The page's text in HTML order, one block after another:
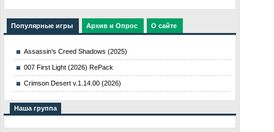
Популярные игры Архив и Опрос О сайте
Assassin's Creed Shadows (2025)
007 First Light (2026) RePack
Crimson Desert v.1.14.00 (2026)
Наша группа